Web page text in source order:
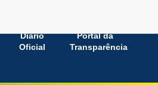
Diário
Oficial
Portal da
Transparência